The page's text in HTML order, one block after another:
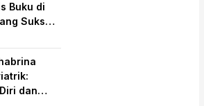
Buku di
Sukses
Seller
dan